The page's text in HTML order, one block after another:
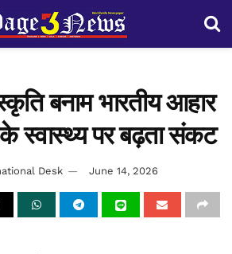
बनाम भारतीय आहार
स्वास्थ्य पर बढ़ता संकट
Desk June 14, 2026